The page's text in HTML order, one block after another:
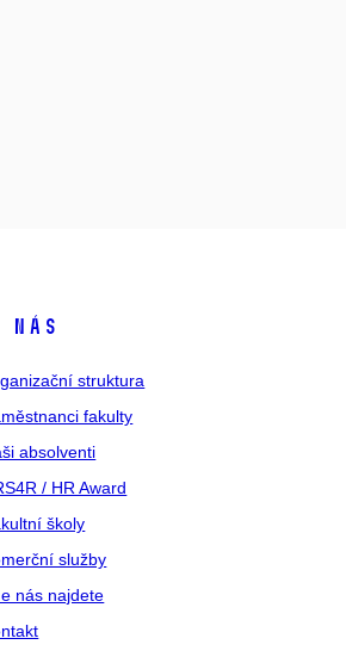
nás
struktura
fakulty
absolventi
/ HR Award
školy
služby
nás najdete